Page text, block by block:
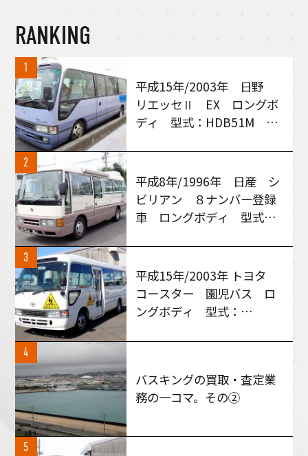
RANKING
1
平成15年/2003年 日野
リエッセⅡ EX ロングボ
ディ 型式：HDB51M MT
きました！
2
平成8年/1996年 日産 シ
ビリアン ８ナンバー登録
車 ロングボディ 型式：
取りさせて頂きました！
3
平成15年/2003年 トヨタ
コースター 園児バス ロ
ングボディ 型式：
せて頂きました！
4
バスキングの買取・査定業
務の一コマ。その②
5